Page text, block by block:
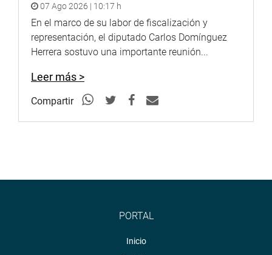
07 Ago 2026 | 10:17 h
En el marco de su labor de fiscalización y
representación, el diputado Carlos Domínguez
Herrera sostuvo una importante reunión...
Leer más >
Compartir
PORTAL
Inicio